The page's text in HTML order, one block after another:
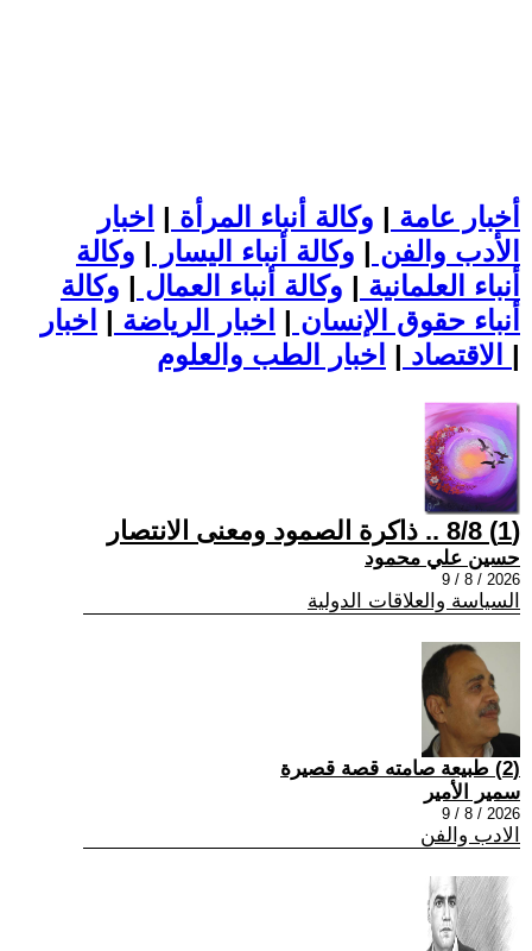
أخبار عامة | وكالة أنباء المرأة | اخبار
الأدب والفن | وكالة أنباء اليسار | وكالة
أنباء العلمانية | وكالة أنباء العمال | وكالة
أنباء حقوق الإنسان | اخبار الرياضة | اخبار
الاقتصاد | |
(1) 8/8 .. ذاكرة الصمود ومعنى الانتصار
حسين علي محمود
2026 / 8 / 9
السياسة والعلاقات الدولية
(2) طبيعة صامته قصة قصيرة
سمير الأمير
2026 / 8 / 9
الادب والفن